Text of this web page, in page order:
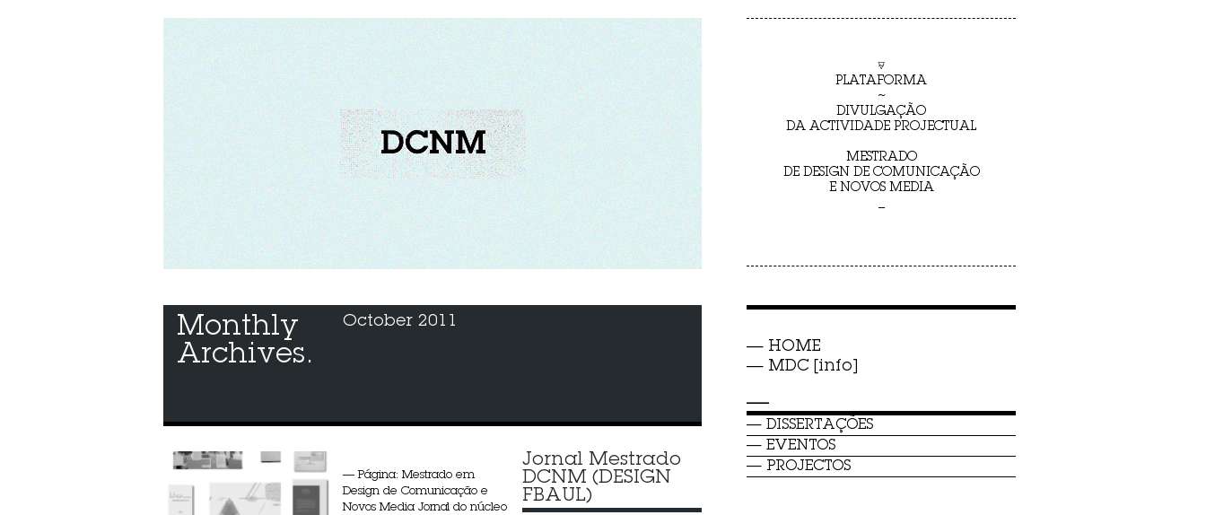
⍫
PLATAFORMA
~
DIVULGAÇÃO
DA ACTIVIDADE PROJECTUAL
MESTRADO
DE DESIGN DE COMUNICAÇÃO
E NOVOS MEDIA
Monthly
Archives.
October 2011
— Página: Mestrado em
Design de Comunicação e
Novos Media Jornal do núcleo
Jornal Mestrado
DCNM (DESIGN
FBAUL)
HOME
MDC [info]
—
DISSERTAÇÕES
EVENTOS
PROJECTOS